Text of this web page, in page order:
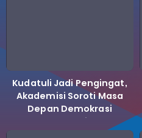
Kudatuli Jadi Pengingat,
Akademisi Soroti Masa
Depan Demokrasi
Indonesia